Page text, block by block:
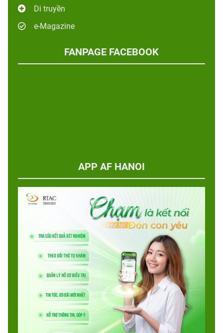
Di truyền
e-Magazine
FANPAGE FACEBOOK
APP AF HANOI